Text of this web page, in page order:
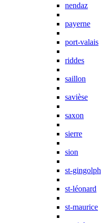
nendaz
payerne
port-valais
riddes
saillon
savièse
saxon
sierre
sion
st-gingolph
st-léonard
st-maurice